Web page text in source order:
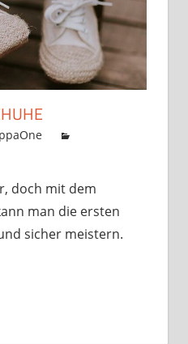
doch mit dem
man die ersten
sicher meistern.